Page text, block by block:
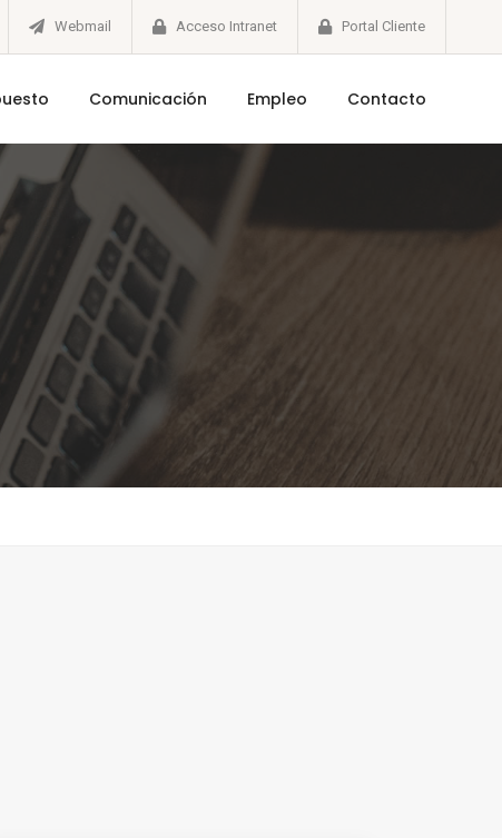
Webmail Acceso Intranet Portal Cliente
Comunicación Empleo Contacto